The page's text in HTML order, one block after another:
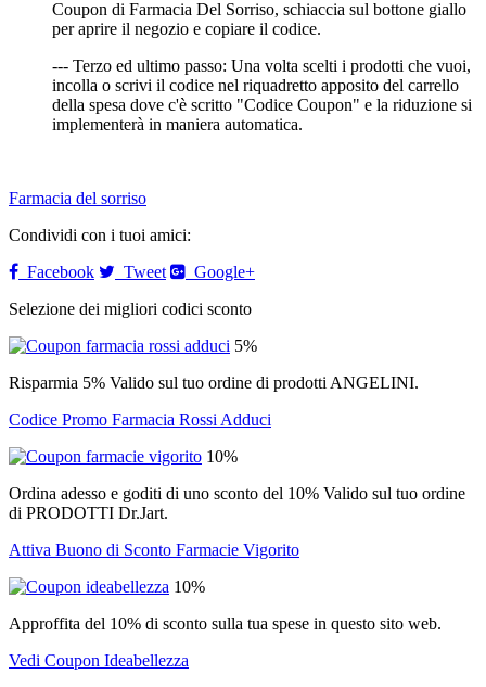
Coupon di Farmacia Del Sorriso, schiaccia sul bottone giallo
per aprire il negozio e copiare il codice.
--- Terzo ed ultimo passo: Una volta scelti i prodotti che vuoi,
incolla o scrivi il codice nel riquadretto apposito del carrello
della spesa dove c'è scritto "Codice Coupon" e la riduzione si
implementerà in maniera automatica.
Farmacia del sorriso
Condividi con i tuoi amici:
Facebook
Tweet
Google+
Selezione dei migliori codici sconto
5%
Risparmia 5% Valido sul tuo ordine di prodotti ANGELINI.
Codice Promo Farmacia Rossi Adduci
10%
Ordina adesso e goditi di uno sconto del 10% Valido sul tuo ordine
di PRODOTTI Dr.Jart.
Attiva Buono di Sconto Farmacie Vigorito
10%
Approffita del 10% di sconto sulla tua spese in questo sito web.
Vedi Coupon Ideabellezza